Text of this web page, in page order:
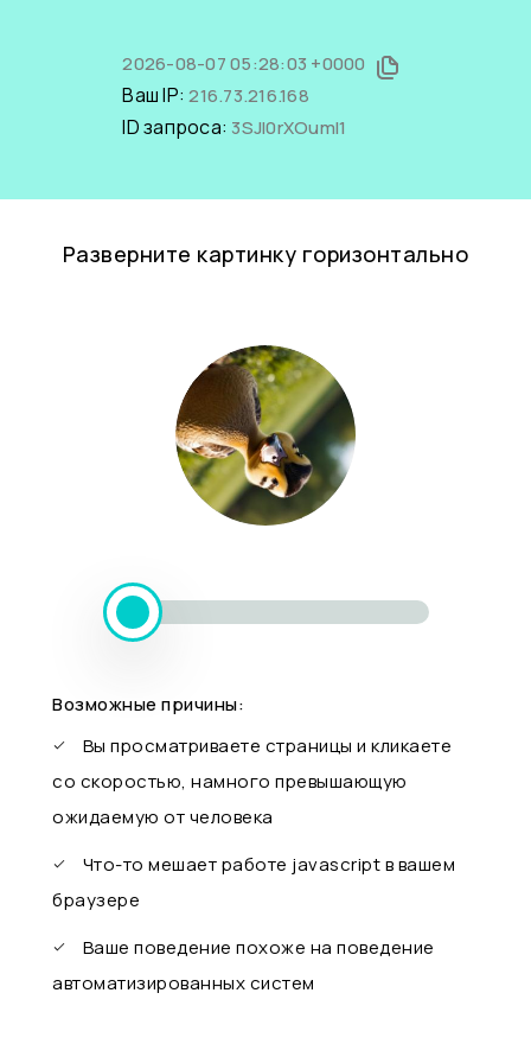
2026-08-07 05:28:03 +0000
Ваш IP:216.73.216.168
ID запроса: 3SJl0rXOumI1
Разверните картинку горизонтально
Возможные причины:
Вы просматриваете страницы и кликаете
со скоростью, намного превышающую
ожидаемую от человека
Что-то мешает работе javascript в вашем
браузере
Ваше поведение похоже на поведение
автоматизированных систем